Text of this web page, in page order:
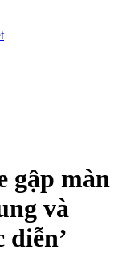
gập màn
và
diễn’